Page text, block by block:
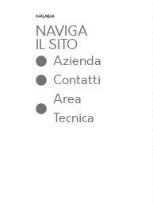
NAVIGA
IL SITO
Azienda
Contatti
Area
Tecnica